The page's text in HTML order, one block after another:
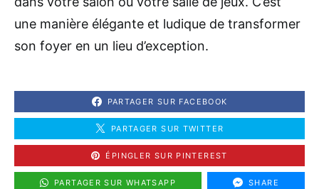
une manière élégante et ludique de transformer
son foyer en un lieu d’exception.
PARTAGER SUR FACEBOOK
PARTAGER SUR TWITTER
ÉPINGLER SUR PINTEREST
PARTAGER SUR WHATSAPP SHARE